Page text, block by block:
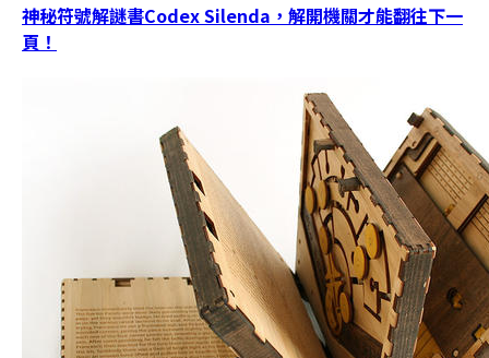
神秘符號解謎書Codex Silenda，解開機關才能翻往下一
頁！